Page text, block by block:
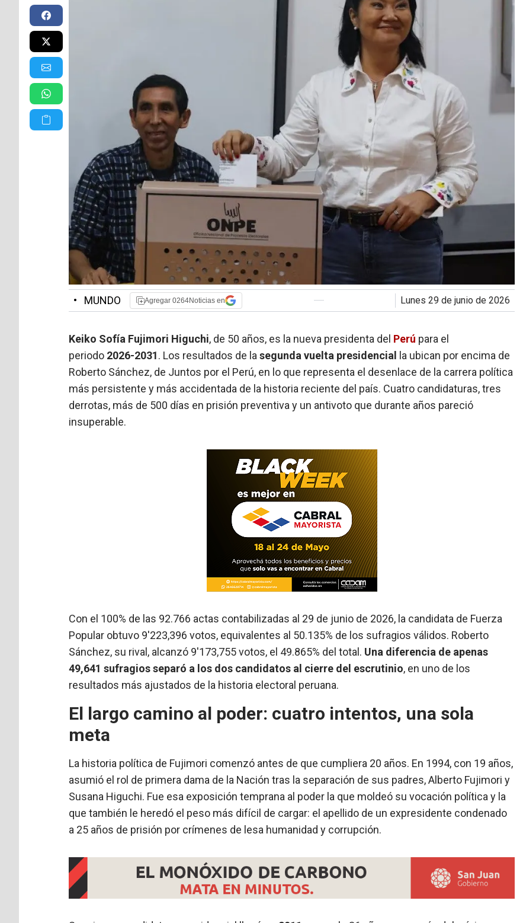
• MUNDO Agregar 0264Noticias en lunes 29 de junio de 2026
Keiko Sofía Fujimori Higuchi, de 50 años, es la nueva presidenta del Perú para el
periodo 2026-2031. Los resultados de lasegunda vuelta presidencial la ubican por encima de
Roberto Sánchez, de Juntos por el Perú, en lo que representa el desenlace de la carrera política
más persistente y más accidentada de la historia reciente del país. Cuatro candidaturas, tres
derrotas, más de 500 días en prisión preventiva y un antivoto que durante años pareció
insuperable.
Con el 100% de las 92.766 actas contabilizadas al 29 de junio de 2026, la candidata de Fuerza
Popular obtuvo 9′223,396 votos, equivalentes al 50.135% de los sufragios válidos. Roberto
Sánchez, su rival, alcanzó 9′173,755 votos, el 49.865% del total. Una diferencia de apenas
49,641 sufragios separó a los dos candidatos al cierre del escrutinio, en uno de los
resultados más ajustados de la historia electoral peruana.
El largo camino al poder: cuatro intentos, una sola
meta
La historia política de Fujimori comenzó antes de que cumpliera 20 años. En 1994, con 19 años,
asumió el rol de primera dama de la Nación tras la separación de sus padres, Alberto Fujimori y
Susana Higuchi. Fue esa exposición temprana al poder la que moldeó su vocación política y la
que también le heredó el peso más difícil de cargar: el apellido de un expresidente condenado
a 25 años de prisión por crímenes de lesa humanidad y corrupción.